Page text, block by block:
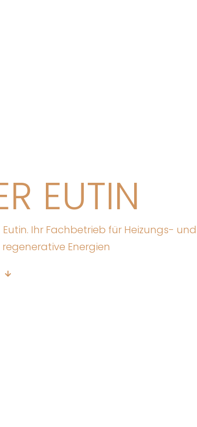
EUTIN
Ihr Fachbetrieb für Heizungs- und
Energien